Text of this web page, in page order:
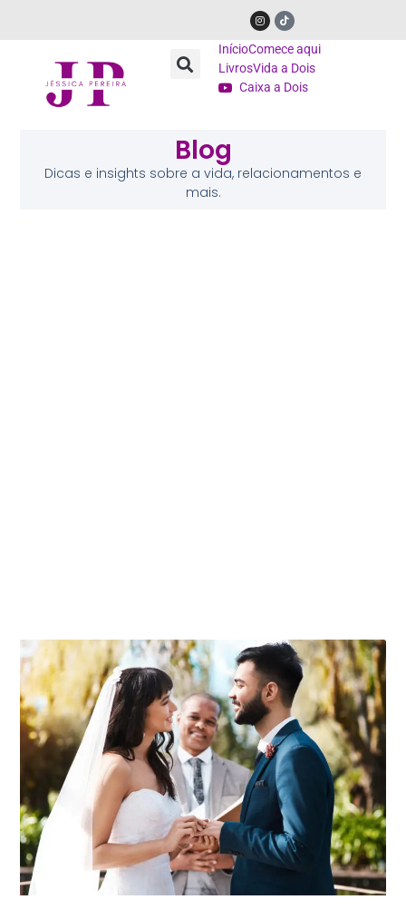
InícioComece aqui
LivrosVida a Dois
Caixa a Dois
Blog
Dicas e insights sobre a vida, relacionamentos e
mais.